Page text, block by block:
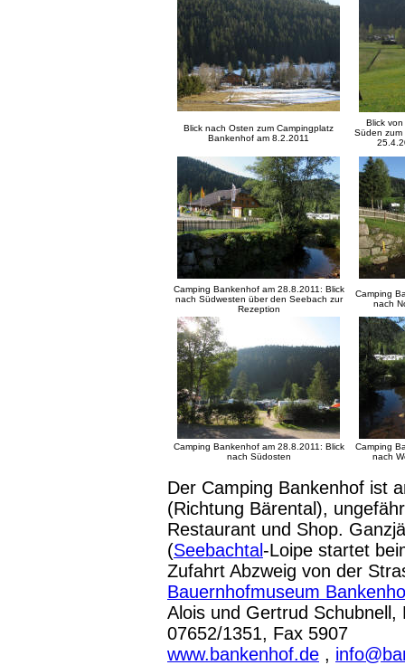
Blick nach Osten zum Campingplatz
Bankenhof am 8.2.2011
Blick
Süden zum
Camping Bankenhof am 28.8.2011: Blick
nach Südwesten über den Seebach zur
Rezeption
Camping
nach
Camping Bankenhof am 28.8.2011: Blick
nach Südosten
Camping
nach
Der Camping Bankenhof ist
(Richtung Bärental),
Restaurant und Shop.
(Seebachtal-Loipe startet
Zufahrt Abzweig von der
Bauernhofmuseum
Alois und Gertrud Schubnell,
07652/1351, Fax 5907
www.bankenhof.de ,